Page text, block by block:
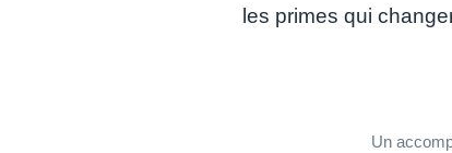
les primes qui
Un